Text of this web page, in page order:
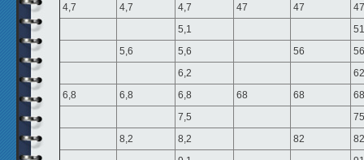
4,7
4,7 4,7 47 47
47
5,1
51
5,6
5,6 56
56
6,2
62
6,8
6,8 6,8 68 68
68
7,5
75
8,2
8,2 82
82